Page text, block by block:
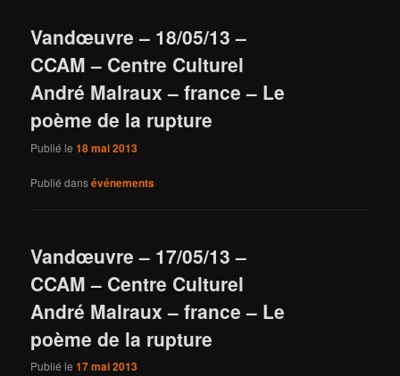
Vandœuvre – 18/05/13 –
CCAM – Centre Culturel
André Malraux – france – Le
poème de la rupture
Publié le18 mai 2013
Publié dansévénements
Vandœuvre – 17/05/13 –
CCAM – Centre Culturel
André Malraux – france – Le
poème de la rupture
Publié le17 mai 2013